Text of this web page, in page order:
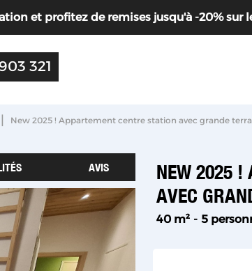
et profitez de remises jusqu'à -20% sur
321
| New 2025 ! Appartement centre station avec grande
AVIS
NEW 2025 !
AVEC
40 m² 5